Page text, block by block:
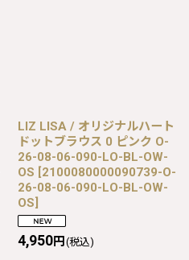
LIZ LISA / オリジナルハート
ドットブラウス 0 ピンク O-
26-08-06-090-LO-BL-OW-
OS [2100080000090739-O-
26-08-06-090-LO-BL-OW-
OS]
4,950円 (税込)